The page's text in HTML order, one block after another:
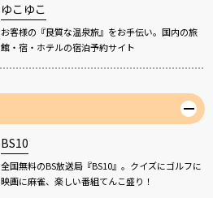
ゆこゆこ
お客様の『良質な温泉旅』をお手伝い。国内の旅
館・宿・ホテルの宿泊予約サイト
BS10
全国無料のBS放送局『BS10』。クイズにゴルフに
映画に麻雀、楽しい番組てんこ盛り！